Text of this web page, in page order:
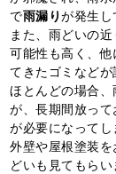
で雨漏りが発生し
また、雨どいの
可能性も高く、
てきたゴミなどが
ほとんどの場合
が、長期間放っ
が必要になってし
外壁や屋根塗装
どいも見てもらい